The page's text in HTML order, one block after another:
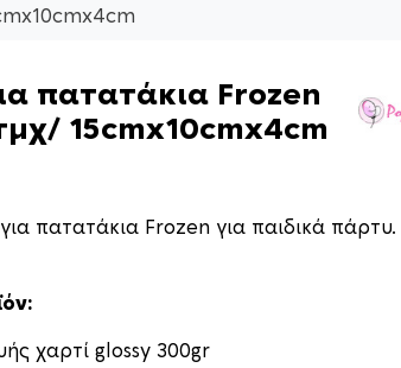
πατατάκια Frozen
15cmx10cmx4cm
πατατάκια Frozen για παιδικά πάρτυ.
χαρτί glossy 300gr